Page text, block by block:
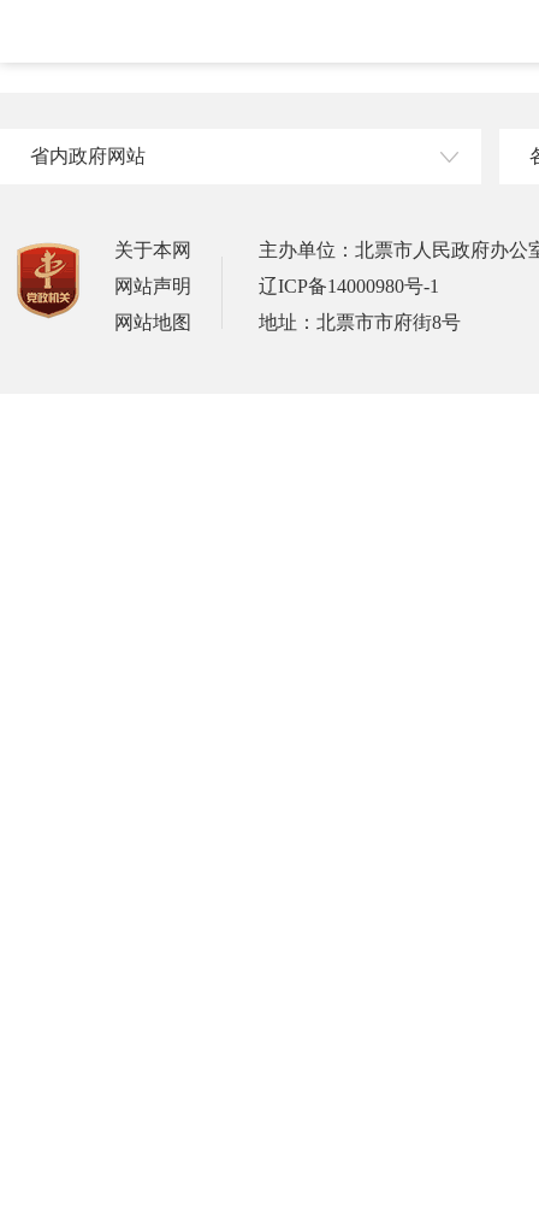
省内政府网站
关于本网
网站声明
网站地图
主办单位：北票市人民政府办公
辽ICP备14000980号-1
地址：北票市市府街8号